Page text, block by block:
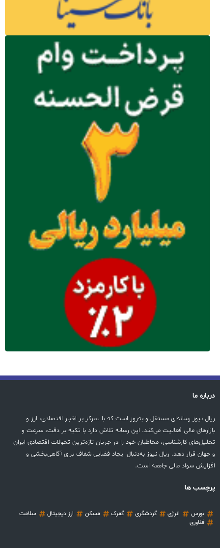
درباره ما
ریال نیوز رسانه‌ای مستقل و به‌روز است که با تمرکز بر اخبار اقتصادی، ارز و
بازارهای مالی فعالیت می‌کند. این رسانه تلاش دارد با تکیه بر دقت، سرعت و
تحلیل‌های کارشناسی، مخاطبان خود را در جریان تازه‌ترین تحولات اقتصادی ایران
و جهان قرار دهد. ریال نیوز به‌دنبال ایجاد فضایی شفاف برای آگاهی‌بخشی و
افزایش سواد مالی جامعه است.
پرچسب ها
بورس انرژی گردشگری گمرک مسکن ارز دیجیتال
سلامت
فناوری